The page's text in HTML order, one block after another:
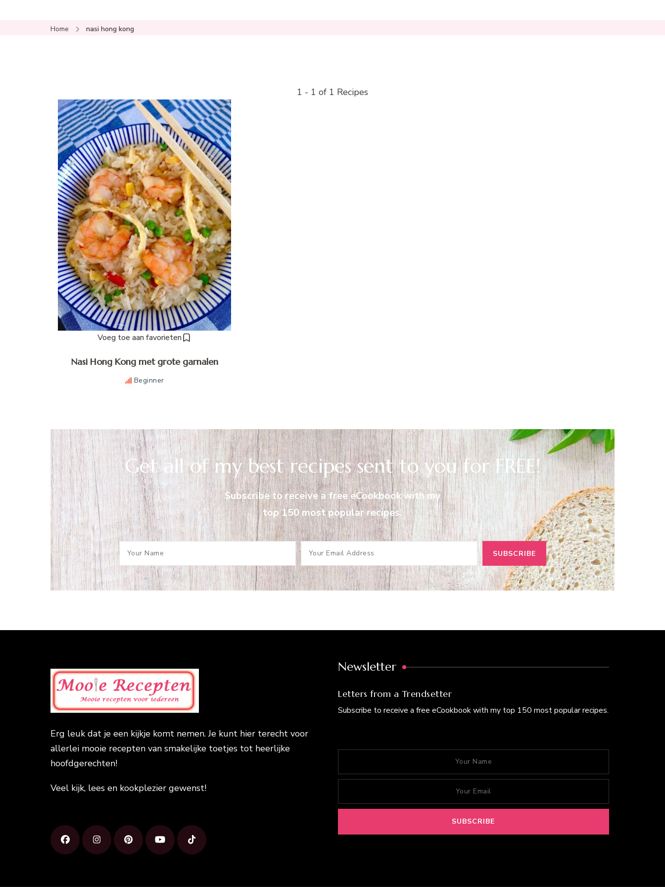
Home nasi hong kong
1 - 1 of 1 Recipes
Voeg toe aan favorieten
Nasi Hong Kong met grote garnalen
Beginner
Get all of my best recipes sent to you for FREE!
Subscribe to receive a free eCookbook with my
top 150 most popular recipes.
Erg leuk dat je een kijkje komt nemen. Je kunt hier terecht voor
allerlei mooie recepten van smakelijke toetjes tot heerlijke
hoofdgerechten!
Veel kijk, lees en kookplezier gewenst!
Newsletter
Letters from a Trendsetter
Subscribe to receive a free eCookbook with my top 150 most popular recipes.